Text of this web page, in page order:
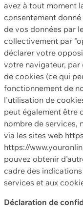
avez à tout moment
consentement
de vos données par
collectivement par
déclarer votre
votre navigateur,
de cookies (ce qui
fonctionnement de
l'utilisation de
peut également être
nombre de services,
via les sites web
https://
pouvez obtenir
cadre des
services et aux
Déclaration de